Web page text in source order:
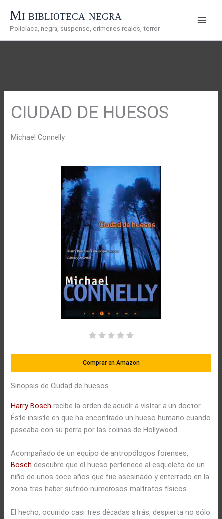
contenido
Mi biblioteca negra
Policíaca, negra, suspense, crímenes reales, terror
CIUDAD DE HUESOS
Michael Connelly
Comprar en Amazon
Sinopsis de Ciudad de huesos
Harry Bosch recibe la orden de acudir a visitar a un doctor.
Éste insiste en que ha encontrado un hueso humano cuando
paseaba con su perra por las colinas de Hollywood.
Acompañado de un equipo de antropólogos forenses,
Bosch descubre que el hueso pertenece al esqueleto de un
niño de unos doce años que fue asesinado y enterrado en la
zona tras haber sufrido numerosos maltratos físicos.
El hecho, ocurrido casi tres décadas atrás, despierta no sólo